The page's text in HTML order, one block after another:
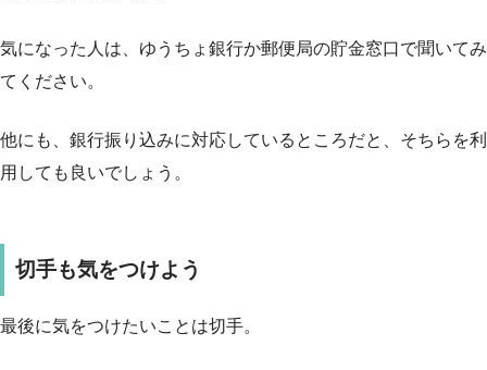
気になった人は、ゆうちょ銀行か郵便局の貯金窓口で聞いてみ
てください。
他にも、銀行振り込みに対応しているところだと、そちらを利
用しても良いでしょう。
切手も気をつけよう
最後に気をつけたいことは切手。